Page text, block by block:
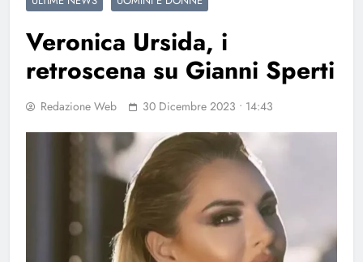
Veronica Ursida, i
retroscena su Gianni Sperti
Redazione Web 30 Dicembre 2023 • 14:43